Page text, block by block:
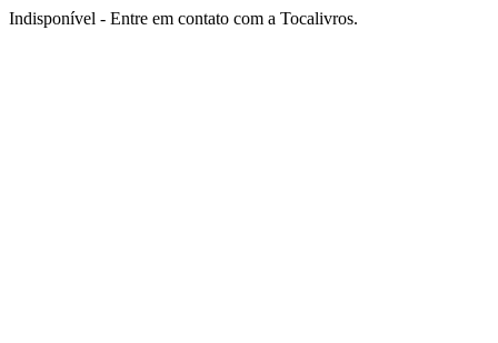
Indisponível - Entre em contato com a Tocalivros.